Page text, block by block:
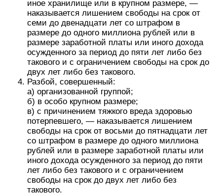
иное хранилище или в крупном размере, —
наказывается лишением свободы на срок от
семи до двенадцати лет со штрафом в
размере до одного миллиона рублей или в
размере заработной платы или иного дохода
осужденного за период до пяти лет либо без
такового и с ограничением свободы на срок до
двух лет либо без такового.
Разбой, совершенный:
а) организованной группой;
б) в особо крупном размере;
в) с причинением тяжкого вреда здоровью
потерпевшего, — наказывается лишением
свободы на срок от восьми до пятнадцати лет
со штрафом в размере до одного миллиона
рублей или в размере заработной платы или
иного дохода осужденного за период до пяти
лет либо без такового и с ограничением
свободы на срок до двух лет либо без
такового.